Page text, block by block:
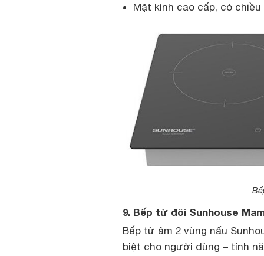
Mặt kính cao cấp, có
9. Bếp từ đôi Sunhouse
Bếp từ âm 2 vùng nấu
biệt cho người dùng – tính